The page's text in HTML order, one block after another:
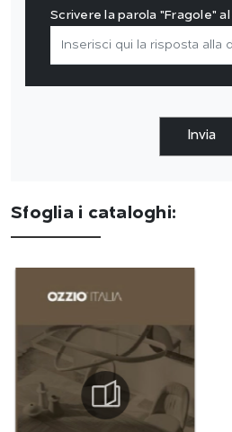
Scrivere la parola "Fragole"
Invia
Sfoglia i cataloghi: